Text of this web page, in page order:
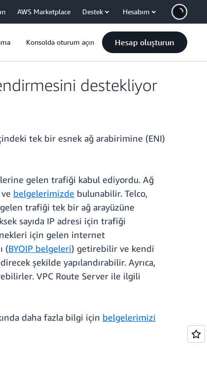
AWS Marketplace Destek Hesabım
Konsolda oturum açın Hesap oluşturun
destekliyor
tek bir esnek ağ arabirimine (ENI)
gelen trafiği kabul ediyordu. Ağ
belgelerimizde bulunabilir. Telco,
trafiği tek bir ağ arayüzüne
sayıda IP adresi için trafiği
için gelen internet
(BYOIP belgeleri) getirebilir ve kendi
şekilde yapılandırabilir. Ayrıca,
VPC Route Server ile ilgili
daha fazla bilgi için belgelerimizi